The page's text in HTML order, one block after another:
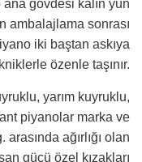
gövdesi kalın yün
ambalajlama sonrası
iki baştan askıya
özenle taşınır.
yarım kuyruklu,
piyanolar marka ve
ağırlığı olan
gücü özel kızakları